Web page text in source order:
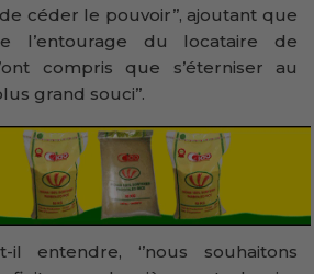
céder le pouvoir’’, ajoutant que
l’entourage du locataire de
compris que s’éterniser au
grand souci’’.
il entendre, ‘’nous souhaitons